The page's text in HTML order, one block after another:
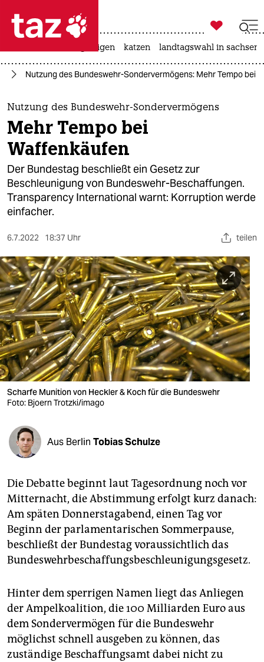
 taz zahl ich
taz zahl ich
themen
politik
öko
gesellschaft
kultur
sport
berlin
nord
wahrheit
verlag
verlag
veranstaltungen
fragen & hilfe
unterstützen
abo
genossenschaft
epaper login

taz zahl ich
bergsteigen katzen landtagswahl in
Nutzung des Bundeswehr-Sondervermögens: Mehr Tempo bei
Nutzung des Bundeswehr-Sondervermögens
Mehr Tempo bei
Waffenkäufen
Der Bundestag beschließt ein Gesetz zur
Beschleunigung von Bundeswehr-Beschaffungen.
Transparency International warnt: Korruption werde
einfacher.
6.7.2022 18:37 Uhr teilen
Scharfe Munition von Heckler & Koch für die Bundeswehr
Foto: Bjoern Trotzki/imago
Aus Berlin Tobias Schulze
Die Debatte beginnt laut Tagesordnung noch vor
Mitternacht, die Abstimmung erfolgt kurz danach:
Am späten Donnerstagabend, einen Tag vor
Beginn der parlamentarischen Sommerpause,
beschließt der Bundestag voraussichtlich das
Bundeswehrbeschaffungsbeschleunigungsgesetz.
Hinter dem sperrigen Namen liegt das Anliegen
der Ampelkoalition, die 100 Milliarden Euro aus
dem Sondervermögen für die Bundeswehr
möglichst schnell ausgeben zu können, das
zuständige Beschaffungsamt dabei nicht zu